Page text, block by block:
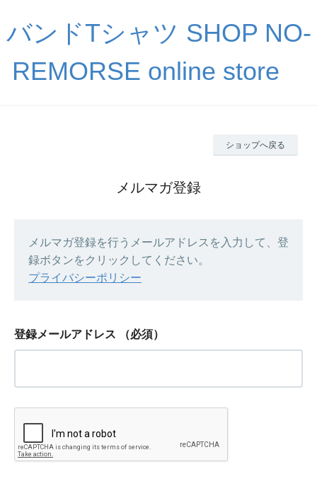
バンドTシャツ SHOP NO-
REMORSE online store
ショップへ戻る
メルマガ登録
メルマガ登録を行うメールアドレスを入力して、登
録ボタンをクリックしてください。
プライバシーポリシー
登録メールアドレス （必須）